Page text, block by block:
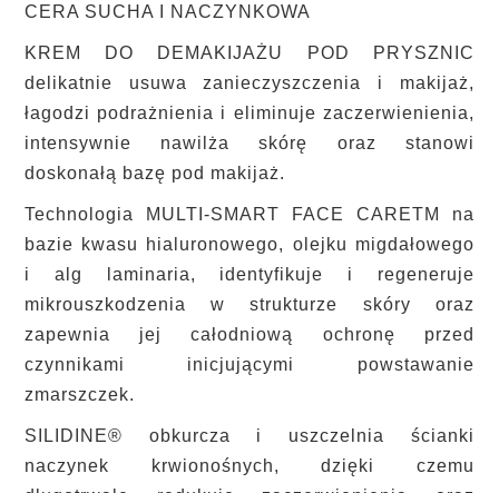
CERA SUCHA I NACZYNKOWA
KREM DO DEMAKIJAŻU POD PRYSZNIC
delikatnie usuwa zanieczyszczenia i makijaż,
łagodzi podrażnienia i eliminuje zaczerwienienia,
intensywnie nawilża skórę oraz stanowi
doskonałą bazę pod makijaż.
Technologia MULTI-SMART FACE CARETM na
bazie kwasu hialuronowego, olejku migdałowego
i alg laminaria, identyfikuje i regeneruje
mikrouszkodzenia w strukturze skóry oraz
zapewnia jej całodniową ochronę przed
czynnikami inicjującymi powstawanie
zmarszczek.
SILIDINE® obkurcza i uszczelnia ścianki
naczynek krwionośnych, dzięki czemu